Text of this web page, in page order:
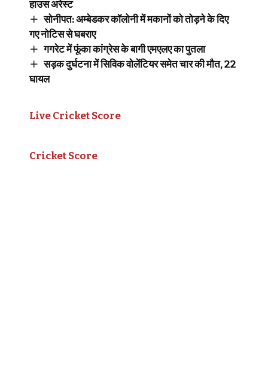
हाउस अरेस्ट
सोनीपत: अम्बेडकर कॉलोनी में मकानों को तोड़ने के दिए
गए नोटिस से घबराए
गगरेट में फूंका कांग्रेस के बागी एमएलए का पुतला
सड़क दुर्घटना में सिविक वोलेंटियर समेत चार की मौत, 22
घायल
Live Cricket Score
Cricket Score